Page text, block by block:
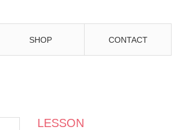
SHOP CONTACT
LESSON